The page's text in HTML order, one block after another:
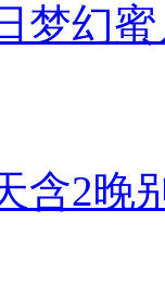
梦幻
含2晚